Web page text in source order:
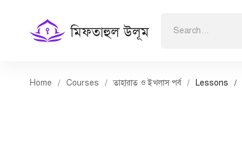
Search
Home Courses তাহারাত ও ইখলাস পর্ব Lessons